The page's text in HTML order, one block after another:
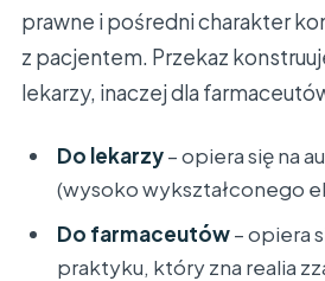
prawne i pośredni charakter
z pacjentem. Przekaz
lekarzy, inaczej dla
Do lekarzy– opiera się na
(wysoko wykształconego
Do farmaceutów– opiera
praktyku, który zna realia